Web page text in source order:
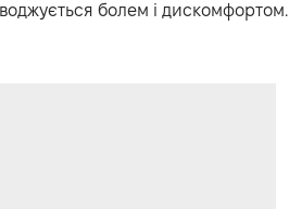
болем і дискомфортом.